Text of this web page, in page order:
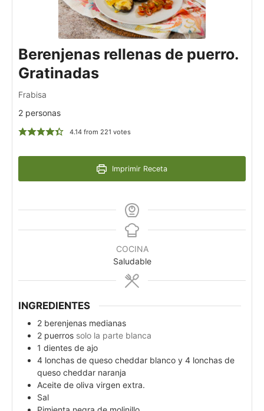
Berenjenas rellenas de puerro.
Gratinadas
Frabisa
2 personas
4.14from 221 votes
Imprimir Receta
COCINA
Saludable
INGREDIENTES
2 berenjenas medianas
2 puerros solo la parte blanca
1 dientes de ajo
4 lonchas de queso cheddar blanco y 4 lonchas de
queso cheddar naranja
Aceite de oliva virgen extra.
Sal